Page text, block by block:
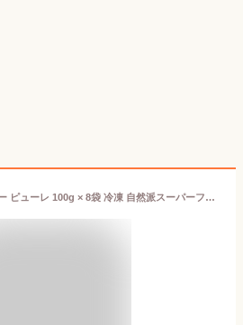
オーガニック アサイー ピューレ 100g × 8袋 冷凍 自然派スーパーフード 砂糖不使用